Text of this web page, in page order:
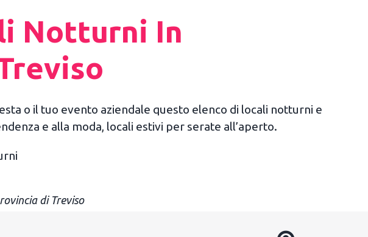
Notturni In
o il tuo evento aziendale questo elenco di locali notturni e
e alla moda, locali estivi per serate all’aperto.
di Treviso